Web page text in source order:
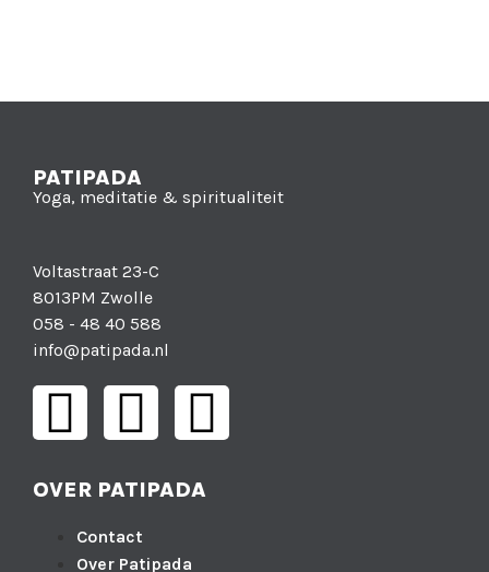
PATIPADA
Yoga, meditatie & spiritualiteit
Voltastraat 23-C
8013PM Zwolle
058 - 48 40 588
info@patipada.nl
OVER PATIPADA
Contact
Over Patipada